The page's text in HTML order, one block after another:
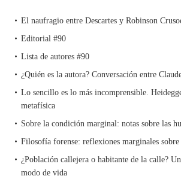
El naufragio entre Descartes y Robinson
Editorial #90
Lista de autores #90
¿Quién es la autora? Conversación entre
Lo sencillo es lo más incomprensible.
metafísica
Sobre la condición marginal: notas sobre las
Filosofía forense: reflexiones marginales sobre
¿Población callejera o habitante de la calle?
modo de vida